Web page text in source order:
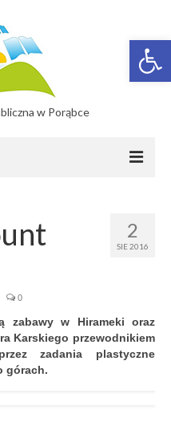
w Porąbce
2
SIE 2016
0
zabawy w Hirameki oraz
Karskiego przewodnikiem
zadania plastyczne
górach.